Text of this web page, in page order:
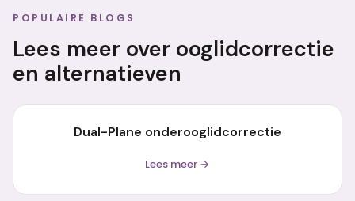
POPULAIRE BLOGS
Lees meer over ooglidcorrectie
en alternatieven
Dual-Plane onderooglidcorrectie
Lees meer →